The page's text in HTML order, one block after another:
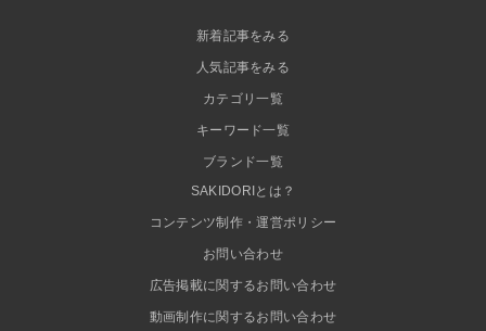
新着記事をみる
人気記事をみる
カテゴリ一覧
キーワード一覧
ブランド一覧
SAKIDORIとは？
コンテンツ制作・運営ポリシー
お問い合わせ
広告掲載に関するお問い合わせ
動画制作に関するお問い合わせ